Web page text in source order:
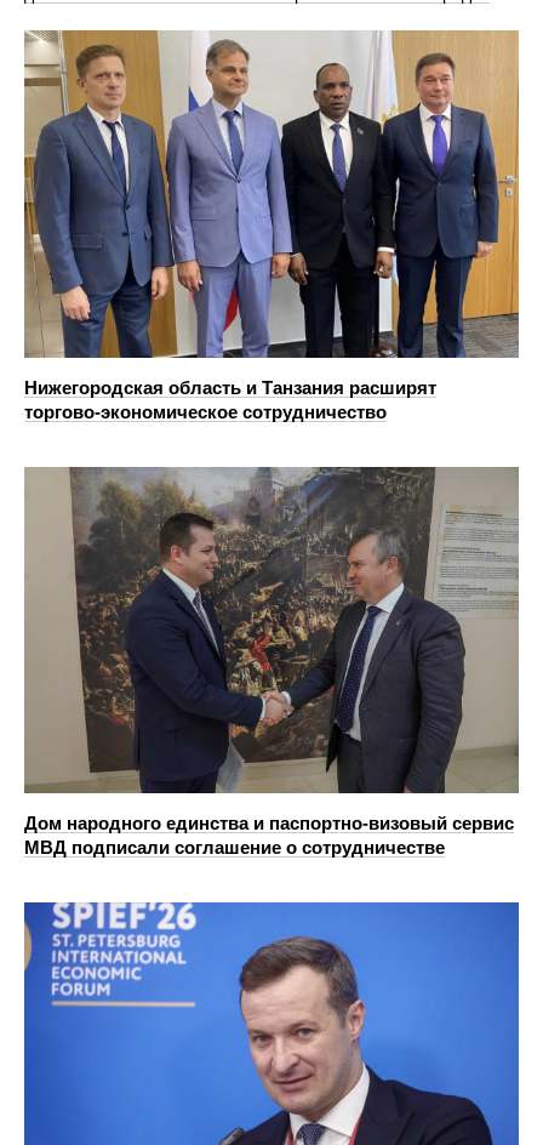
Нижегородская область и Танзания расширят
торгово‑экономическое сотрудничество
Дом народного единства и паспортно-визовый сервис
МВД подписали соглашение о сотрудничестве